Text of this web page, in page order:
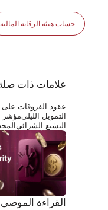
حساب هيئة الرقابة المالية
علامات ذات
عقود الفروقات على
التمويل الليليمؤشر
التشبع الشرائي
القراءة الموصى